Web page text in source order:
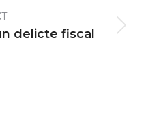
delicte fiscal